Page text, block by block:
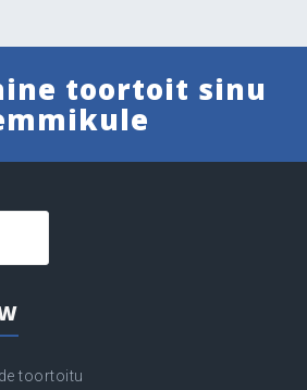
toortoit sinu
toortoitu